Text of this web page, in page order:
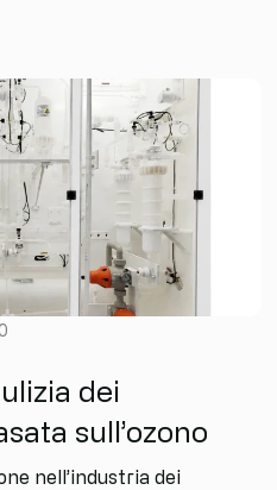
dei
sull’ozono
nell’industria dei